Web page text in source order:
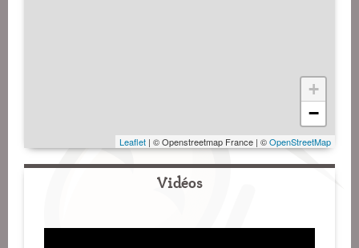
+
−
Leaflet | © Openstreetmap France | ©OpenStreetMap
Vidéos